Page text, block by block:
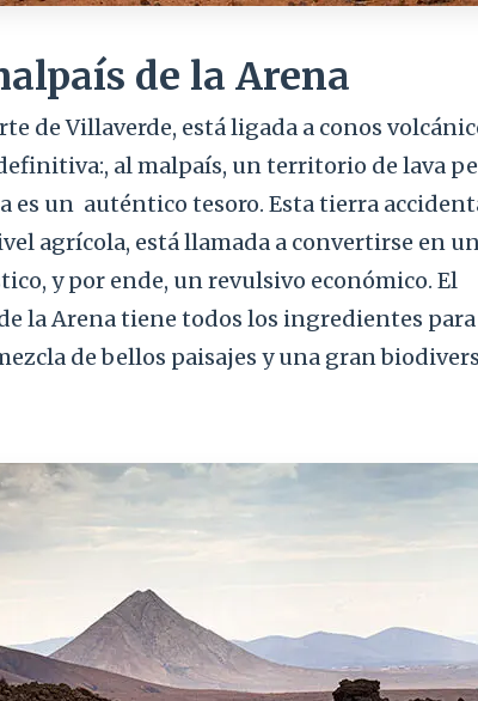
de la Arena
de Villaverde, está ligada a conos
al malpaís, un territorio de lava
es un auténtico tesoro. Esta tierra
agrícola, está llamada a convertirse en
y por ende, un revulsivo económico. El
la Arena tiene todos los ingredientes
de bellos paisajes y una gran